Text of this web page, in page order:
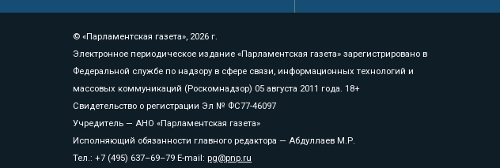
© «Парламентская газета», 2026 г.
Электронное периодическое издание «Парламентская газета» зарегистрировано в
Федеральной службе по надзору в сфере связи, информационных технологий и
массовых коммуникаций (Роскомнадзор) 05 августа 2011 года. 18+
Свидетельство о регистрации Эл № ФС77-46097
Учредитель — АНО «Парламентская газета»
Исполняющий обязанности главного редактора — Абдуллаев М.Р.
Тел.: +7 (495) 637–69–79 E-mail: pg@pnp.ru